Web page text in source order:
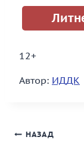
12+
Автор: ИДДК
Навигация
НАЗАД